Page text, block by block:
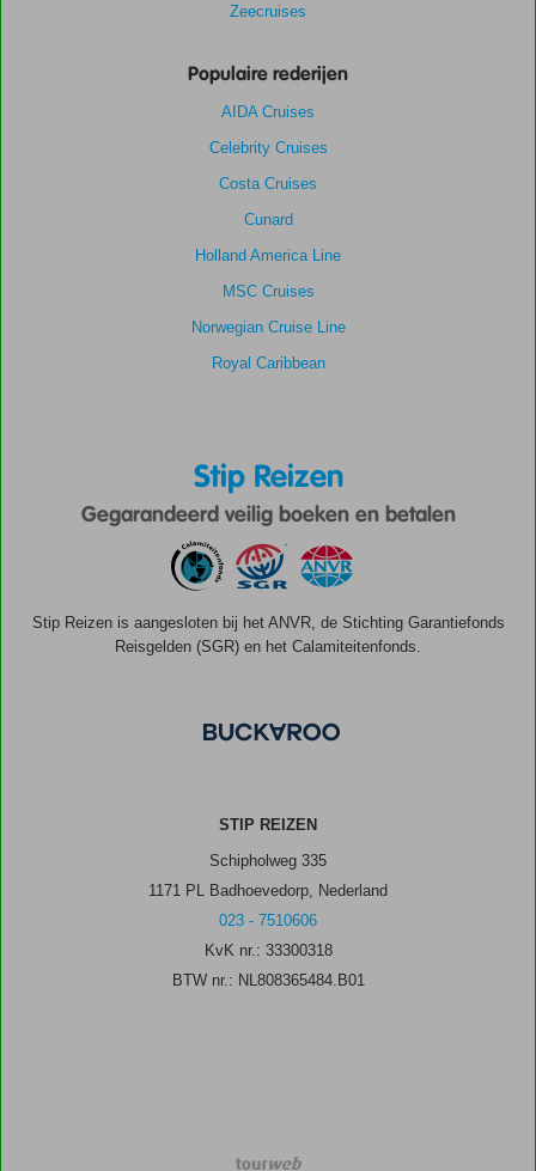
Zeecruises
Populaire rederijen
AIDA Cruises
Celebrity Cruises
Costa Cruises
Cunard
Holland America Line
MSC Cruises
Norwegian Cruise Line
Royal Caribbean
Stip Reizen
Gegarandeerd veilig boeken en betalen
Stip Reizen is aangesloten bij het ANVR, de Stichting Garantiefonds
Reisgelden (SGR) en het Calamiteitenfonds.
STIP REIZEN
Schipholweg 335
1171 PL Badhoevedorp, Nederland
023 - 7510606
KvK nr.: 33300318
BTW nr.: NL808365484.B01